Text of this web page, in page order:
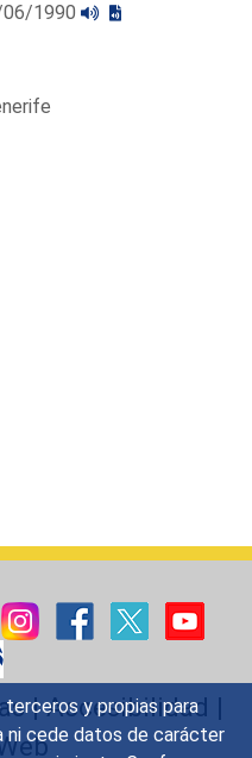
y propias para
ni cede datos de carácter
06/1990
|Accesibilidad |